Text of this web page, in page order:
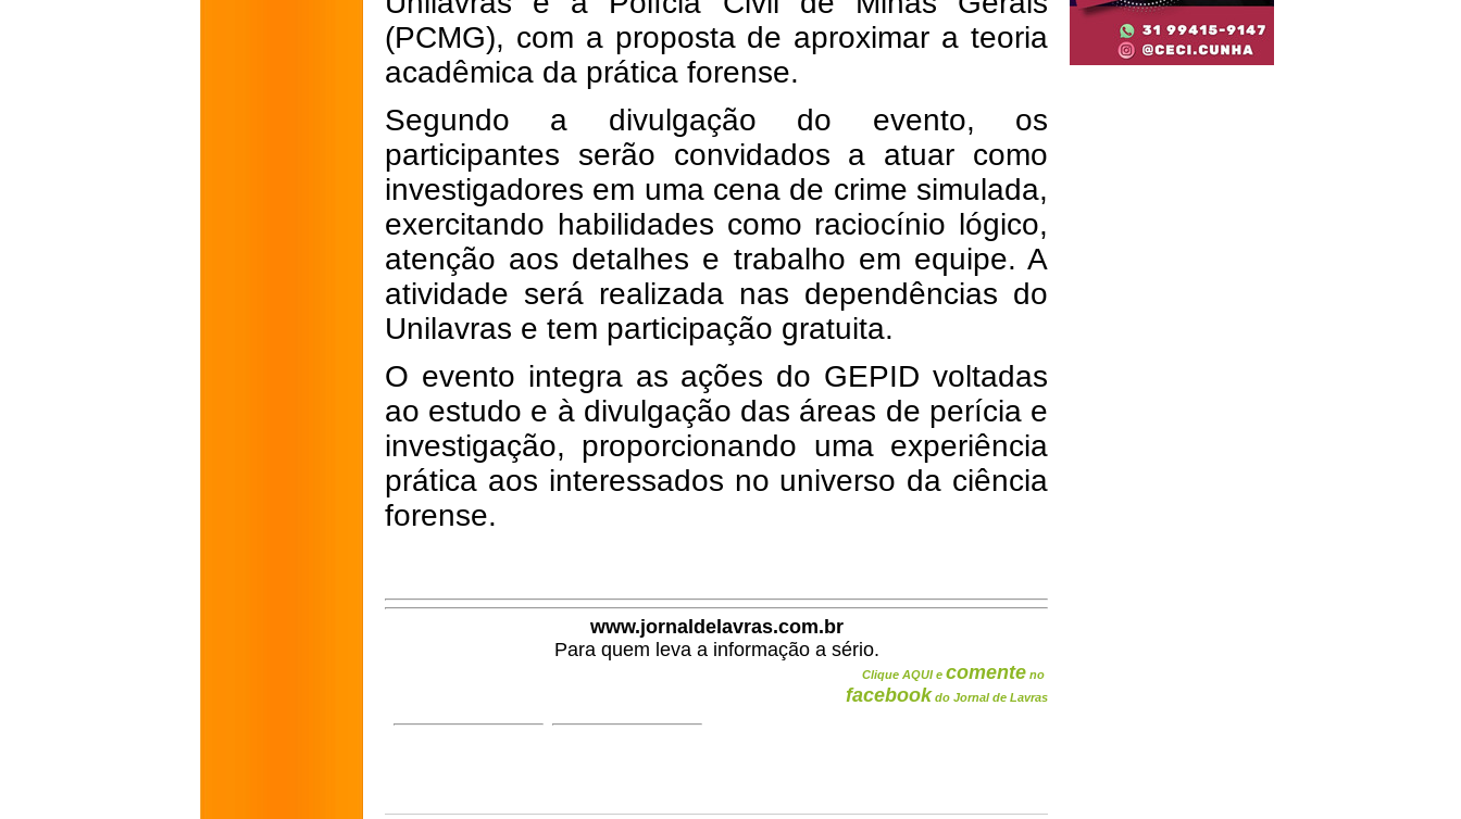
(PCMG), com a proposta de aproximar a teoria
acadêmica da prática forense.
Segundo a divulgação do evento, os
participantes serão convidados a atuar como
investigadores em uma cena de crime simulada,
exercitando habilidades como raciocínio lógico,
atenção aos detalhes e trabalho em equipe. A
atividade será realizada nas dependências do
Unilavras e tem participação gratuita.
O evento integra as ações do GEPID voltadas
ao estudo e à divulgação das áreas de perícia e
investigação, proporcionando uma experiência
prática aos interessados no universo da ciência
forense.
www.jornaldelavras.com.br
Para quem leva a informação a sério.
Clique AQUI e comente no
facebook do Jornal de Lavras